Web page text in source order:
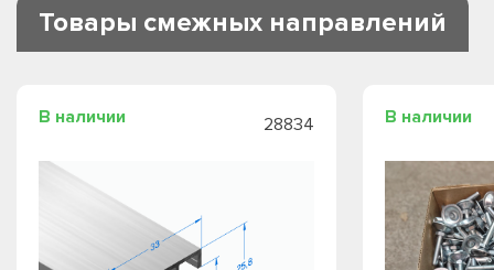
Товары смежных направлений
В наличии 28834 В наличии